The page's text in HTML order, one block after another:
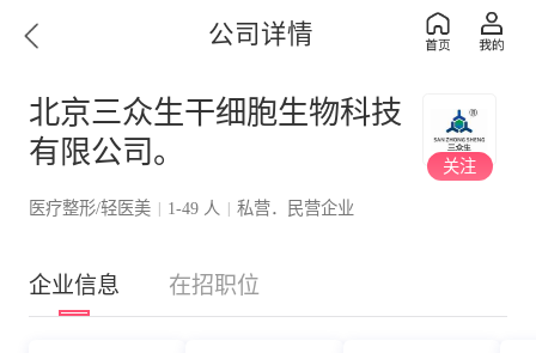
公司详情
北京三众生干细胞生物科技
有限公司。
医疗整形/轻医美 | 1-49 人 | 私营．民营企业
关注
企业信息 在招职位